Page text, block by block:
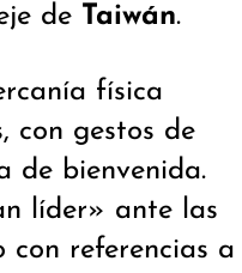
de Taiwán.
física
con gestos de
de bienvenida.
líder» ante las
con referencias a